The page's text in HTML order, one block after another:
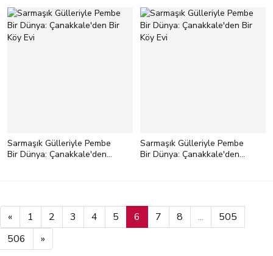
Sarmaşık Gülleriyle Pembe
Bir Dünya: Çanakkale'den
Sarmaşık Gülleriyle Pembe
Bir Dünya: Çanakkale'den
« 1 2 3 4 5 6 7 8 ...
505
506
»